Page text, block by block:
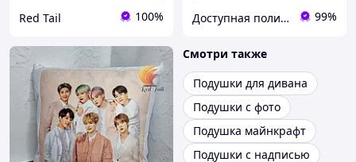
Red Tail 100% Доступная полиграфия в городе Кропивницком 99%
Смотри также
Подушки для дивана
Подушки с фото
Подушка майнкрафт
Подушки с надписью